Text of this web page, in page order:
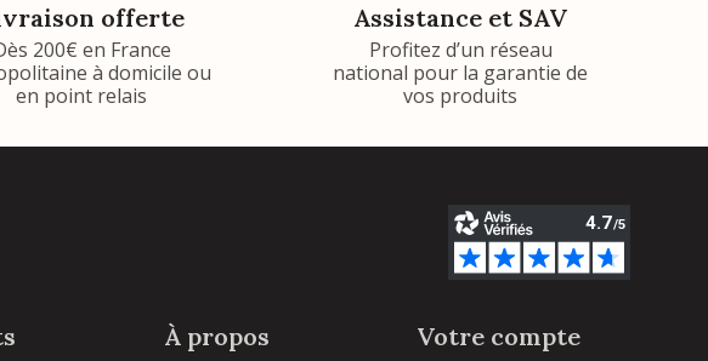
offerte
200€ en France
à domicile ou
en point relais
Assistance et SAV
Profitez d’un réseau
national pour la garantie de
vos produits
À propos Votre compte